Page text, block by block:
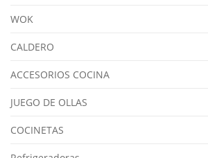
WOK
CALDERO
ACCESORIOS COCINA
JUEGO DE OLLAS
COCINETAS